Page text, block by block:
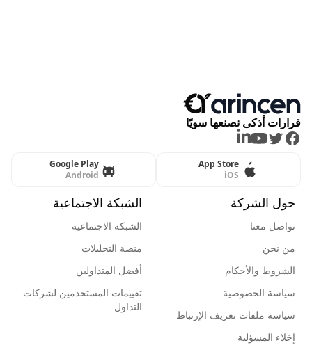
قرارات أذكى نصنعها سويًا
Facebook
Twitter
Youtube
LinkedIn
App Store
iOS
Google Play
Android
حول الشركة
تواصل معنا
من نحن
الشروط والأحكام
سياسة الخصوصية
سياسة ملفات تعريف الإرتباط
إخلاء المسؤلية
الشبكة الاجتماعية
الشبكة الاجتماعية
منصة التحليلات
أفضل المتداولين
تقييمات المستخدمين لشركات
التداول